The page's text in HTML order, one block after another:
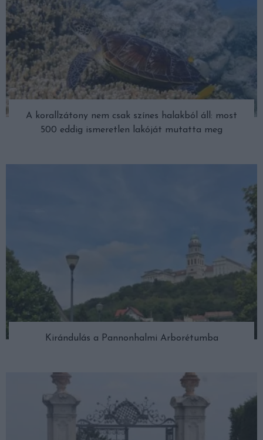
A korallzátony nem csak színes halakból áll: most
500 eddig ismeretlen lakóját mutatta meg
Kirándulás a Pannonhalmi Arborétumba